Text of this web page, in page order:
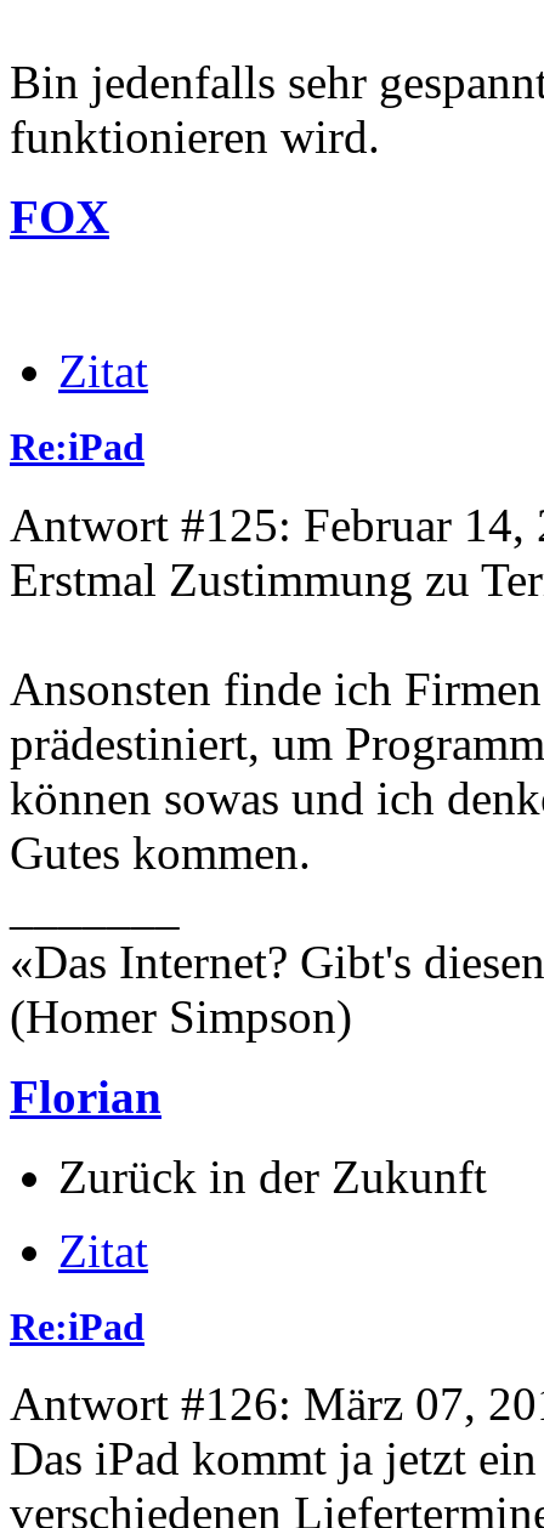
Bin jedenfalls sehr
funktionieren wird.
FOX
Zitat
Re:iPad
Antwort #125: Februar 14,
Erstmal Zustimmung zu
Ansonsten finde ich
prädestiniert, um
können sowas und ich
Gutes kommen.
«Das Internet? Gibt's
(Homer Simpson)
Florian
Zurück in der Zukunft
Zitat
Re:iPad
Antwort #126: März 07,
Das iPad kommt ja jetzt
verschiedenen